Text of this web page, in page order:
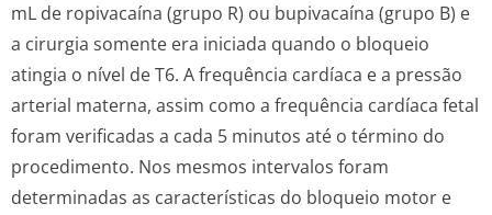
mL de ropivacaína (grupo R) ou bupivacaína (grupo B) e
a cirurgia somente era iniciada quando o bloqueio
atingia o nível de T6. A frequência cardíaca e a pressão
arterial materna, assim como a frequência cardíaca fetal
foram verificadas a cada 5 minutos até o término do
procedimento. Nos mesmos intervalos foram
determinadas as características do bloqueio motor e